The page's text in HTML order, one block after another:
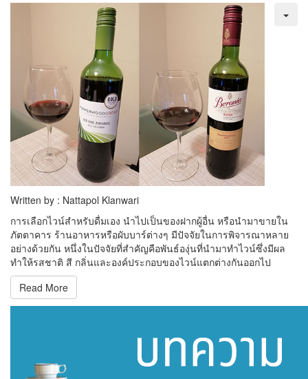
Written by : Nattapol Klanwari
การเลือกไวน์สำหรับดื่มเอง นำไปเป็นของฝากผู้อื่น หรือนำมาขายใน
ภัตตาคาร ร้านอาหารหรือผับบาร์ต่างๆ มีปัจจัยในการพิจารณาหลาย
อย่างด้วยกัน หนึ่งในปัจจัยที่สำคัญคือพันธ์องุ่นที่นำมาทำไวน์ซึ่งมีผล
ทำให้รสชาติ สี กลิ่นและองค์ประกอบของไวน์แตกต่างกันออกไป
Read More